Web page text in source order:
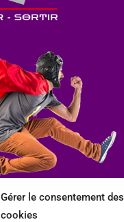
Gérer le consentement des
cookies